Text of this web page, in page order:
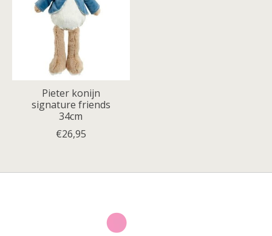
Pieter konijn
signature friends
34cm
€26,95